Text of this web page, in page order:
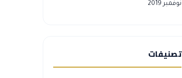
نوفمبر 2019
تصنيفات